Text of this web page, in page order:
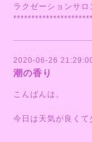
ラクゼーションサ
2020-06-26
潮の香り
こんばんは。
今日は天気が良くて